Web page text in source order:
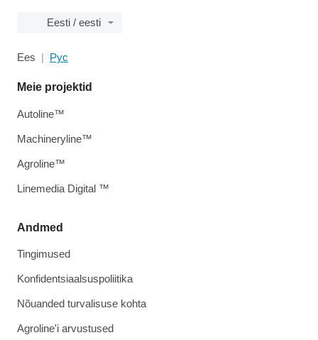
Eesti / eesti
Ees Рус
Andmed
Tingimused
Konfidentsiaalsuspoliitika
Nõuanded turvalisuse kohta
Agroline'i arvustused
Meie projektid
Autoline™
Machineryline™
Agroline™
Linemedia Digital ™